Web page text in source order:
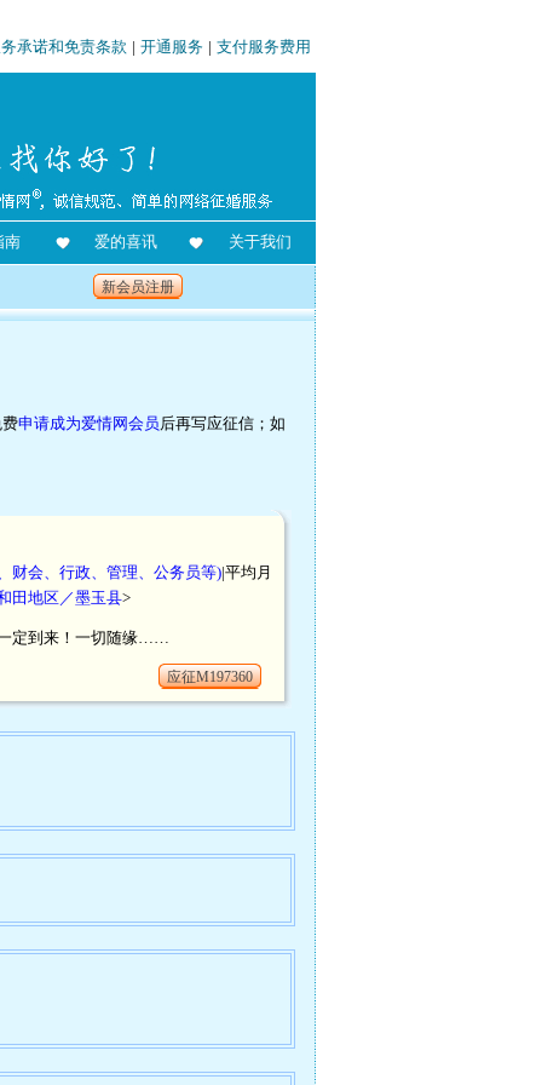
承诺和免责条款 | 开通服务 | 支付服务费用
南 爱的喜讯 关于我们
新会员注册
申请成为爱情网会员后再写应征信；如
财会、行政、管理、公务员等)|平均月
田地区／墨玉县>
一定到来！一切随缘……
应征M197360